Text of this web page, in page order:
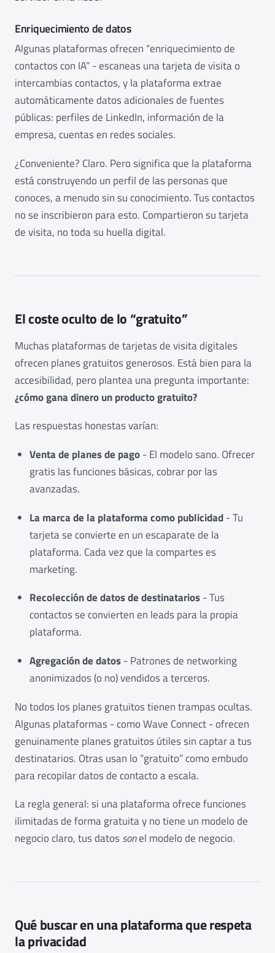
Enriquecimiento de datos
Algunas plataformas ofrecen “enriquecimiento de
contactos con IA” - escaneas una tarjeta de visita o
intercambias contactos, y la plataforma extrae
automáticamente datos adicionales de fuentes
públicas: perfiles de LinkedIn, información de la
empresa, cuentas en redes sociales.
¿Conveniente? Claro. Pero significa que la plataforma
está construyendo un perfil de las personas que
conoces, a menudo sin su conocimiento. Tus contactos
no se inscribieron para esto. Compartieron su tarjeta
de visita, no toda su huella digital.
El coste oculto de lo “gratuito”
Muchas plataformas de tarjetas de visita digitales
ofrecen planes gratuitos generosos. Está bien para la
accesibilidad, pero plantea una pregunta importante:
¿cómo gana dinero un producto gratuito?
Las respuestas honestas varían:
Venta de planes de pago- El modelo sano. Ofrecer
gratis las funciones básicas, cobrar por las
avanzadas.
La marca de la plataforma como publicidad- Tu
tarjeta se convierte en un escaparate de la
plataforma. Cada vez que la compartes es
marketing.
Recolección de datos de destinatarios- Tus
contactos se convierten en leads para la propia
plataforma.
Agregación de datos- Patrones de networking
anonimizados (o no) vendidos a terceros.
No todos los planes gratuitos tienen trampas ocultas.
Algunas plataformas - como Wave Connect - ofrecen
genuinamente planes gratuitos útiles sin captar a tus
destinatarios. Otras usan lo “gratuito” como embudo
para recopilar datos de contacto a escala.
La regla general: si una plataforma ofrece funciones
ilimitadas de forma gratuita y no tiene un modelo de
negocio claro, tus datos sonel modelo de negocio.
Qué buscar en una plataforma que respeta
la privacidad